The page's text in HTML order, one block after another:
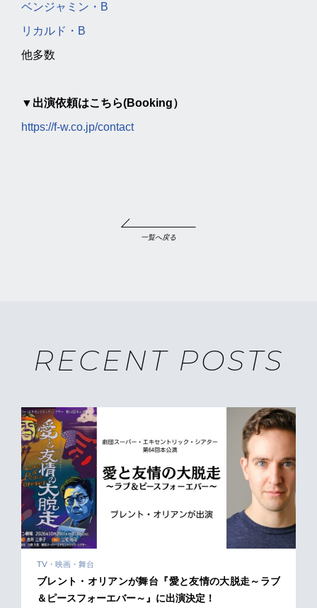
ベンジャミン・B
リカルド・B
他多数
▼出演依頼はこちら(Booking）
https://f-w.co.jp/contact
一覧へ戻る
RECENT POSTS
TV・映画・舞台
ブレント・オリアンが舞台『愛と友情の大脱走～ラブ
＆ピースフォーエバー～』に出演決定！